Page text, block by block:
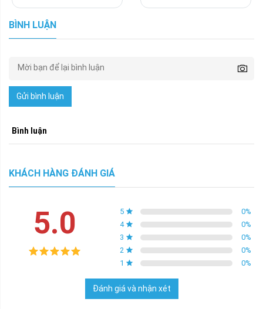
BÌNH LUẬN
Gửi bình luận
Bình luận
KHÁCH HÀNG ĐÁNH GIÁ
5.0 5 0%
4
0%
3
0%
2
0%
1
0%
Đánh giá và nhận xét